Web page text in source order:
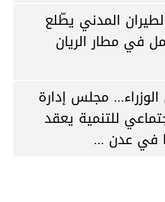
المدني يطّلع
في مطار الريان
مجلس إدارة
للتنمية يعقد
في عدن ...